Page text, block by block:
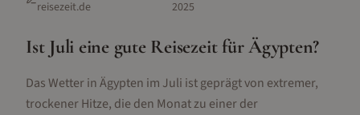
reisezeit.de
2025
Ist Juli eine gute Reisezeit fürÄgypten?
Das Wetter in Ägypten im Juli ist geprägt von extremer,
trockener Hitze, die den Monat zu einer der